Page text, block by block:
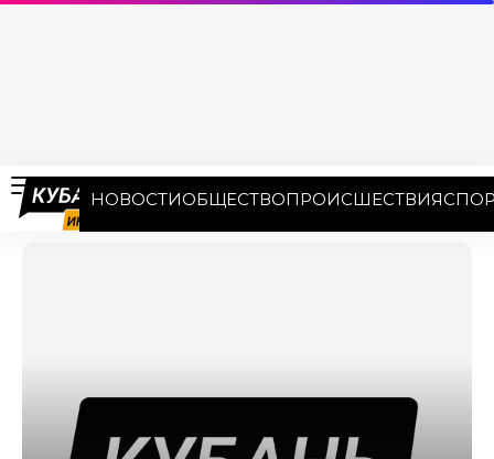
НОВОСТИОБЩЕСТВОПРОИСШЕСТВИЯ